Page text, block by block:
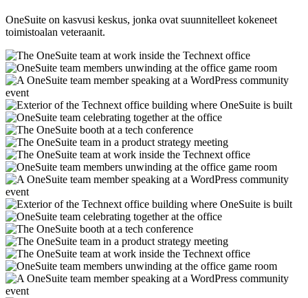
OneSuite on kasvusi keskus, jonka ovat suunnitelleet kokeneet
toimistoalan veteraanit.